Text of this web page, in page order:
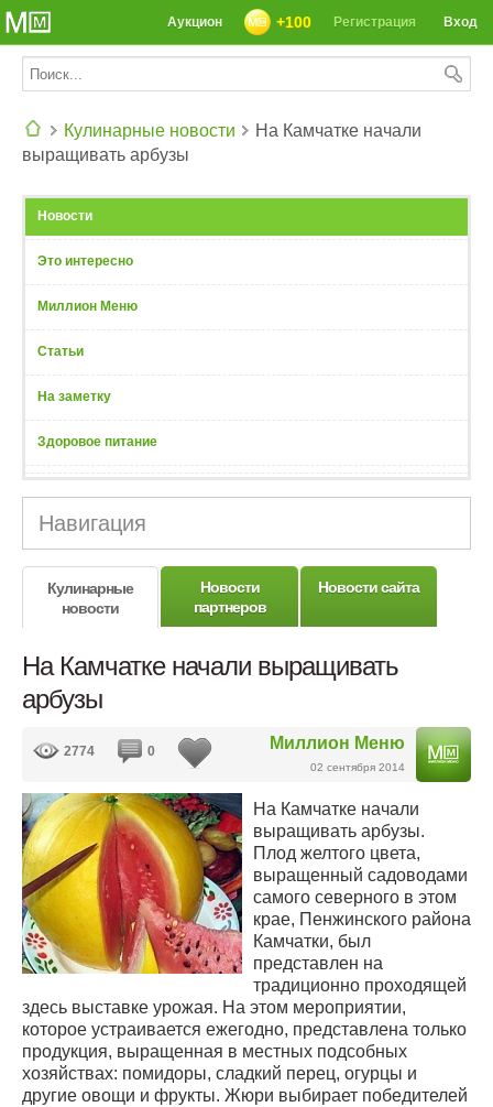
Вход
Регистрация
+100
Аукцион
Кулинарные новости
На Камчатке начали
выращивать арбузы
Новости
Это интересно
Миллион Меню
Статьи
На заметку
Здоровое питание
Навигация
Кулинарные
новости
Новости
партнеров
Новости сайта
На Камчатке начали выращивать
арбузы
Миллион Меню
02 сентября 2014
2774 0
На Камчатке начали
выращивать арбузы.
Плод желтого цвета,
выращенный садоводами
самого северного в этом
крае, Пенжинского района
Камчатки, был
представлен на
традиционно проходящей
здесь выставке урожая. На этом мероприятии,
которое устраивается ежегодно, представлена только
продукция, выращенная в местных подсобных
хозяйствах: помидоры, сладкий перец, огурцы и
другие овощи и фрукты. Жюри выбирает победителей